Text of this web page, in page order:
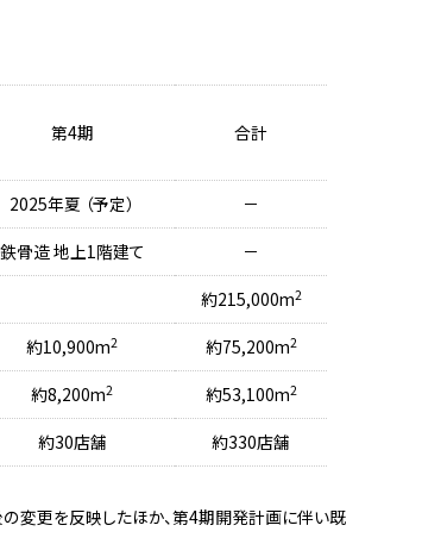
第4期
合計
2025年夏 （予定）
－
鉄骨造 地上1階建て
－
約215,000m2
約10,900m2 約75,200m2
約8,200m2 約53,100m2
約30店舗 約330店舗
の変更を反映したほか、第4期開発計画に伴い既